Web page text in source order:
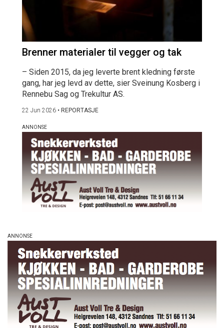
Brenner materialer til vegger og tak
– Siden 2015, da jeg leverte brent kledning første
gang, har jeg levd av dette, sier Sveinung Kosberg i
Rennebu Sag og Trekultur AS.
22 Jun 2026 • REPORTASJE